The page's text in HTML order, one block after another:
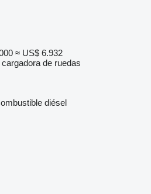
≈ US$ 6.932
de ruedas
diésel